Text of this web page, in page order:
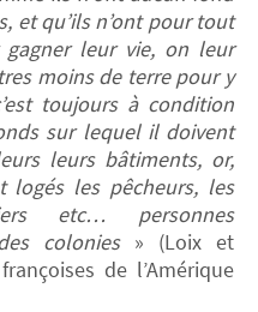
et qu’ils n’ont pour tout
leur vie, on leur
moins de terre pour y
toujours à condition
sur lequel il doivent
leurs bâtiments, or,
logés les pêcheurs, les
etc… personnes
colonies» (Loix et
de l’Amérique